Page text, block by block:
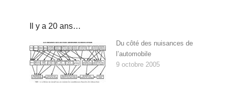
Il y a 20 ans…
Du côté des nuisances de
l’automobile
9 octobre 2005